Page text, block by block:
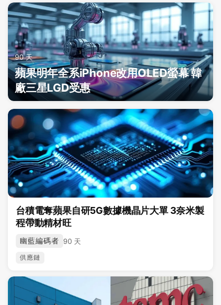
90 天
蘋果明年全系iPhone改用OLED螢幕 韓
廠三星LGD受惠
台積電奪蘋果自研5G數據機晶片大單 3奈米製
程帶動精材旺
幽藍編碼者 90 天
供應鏈